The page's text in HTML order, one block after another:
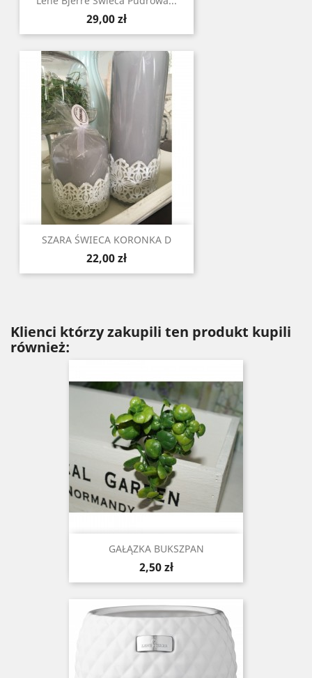
Cena
29,00 zł
SZARA ŚWIECA KORONKA D
Cena
22,00 zł
Klienci którzy zakupili ten produkt kupili
również:
GAŁĄZKA BUKSZPAN
Cena
2,50 zł